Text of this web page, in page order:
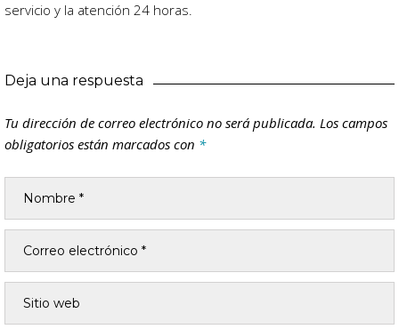
servicio y la atención 24 horas.
Deja una respuesta
Tu dirección de correo electrónico no será publicada. Los campos
obligatorios están marcados con *